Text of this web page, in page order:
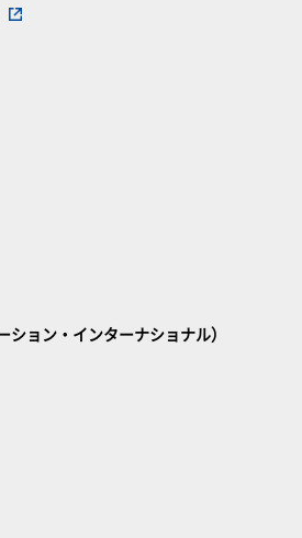
ョン・インターナショナル）